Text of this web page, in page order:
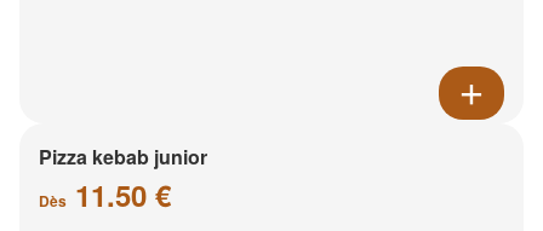
Pizza kebab junior
Dès 11.50 €